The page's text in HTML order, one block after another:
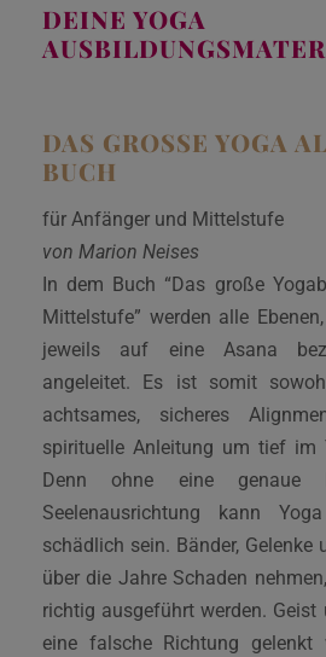
DEINE YOGA
DAS GROSSE YOGA
UCH
für Anfänger und Mittelstufe
von Marion Neises
In dem Buch “Das große
Mittelstufe” werden alle
jeweils auf eine Asana
angeleitet. Es ist somit
achtsames, sicheres
spirituelle Anleitung um tief im
Denn ohne eine genaue
Seelenausrichtung kann
schädlich sein. Bänder, Gelenke
über die Jahre Schaden
richtig ausgeführt werden. Geist
eine falsche Richtung gelenkt